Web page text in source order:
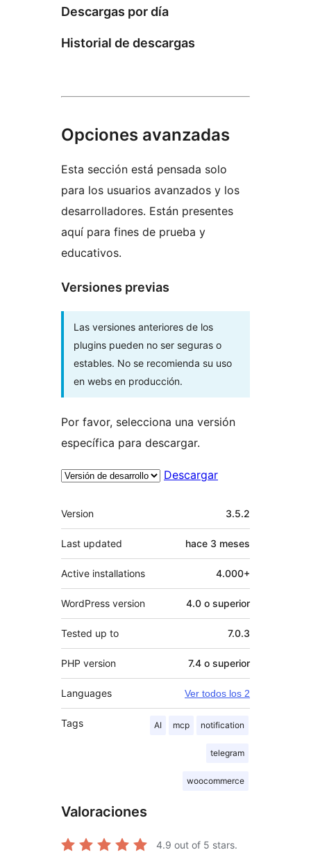
Descargas por día
Historial de descargas
Opciones avanzadas
Esta sección está pensada solo
para los usuarios avanzados y los
desarrolladores. Están presentes
aquí para fines de prueba y
educativos.
Versiones previas
Las versiones anteriores de los
plugins pueden no ser seguras o
estables. No se recomienda su uso
en webs en producción.
Por favor, selecciona una versión
específica para descargar.
Descargar
Meta
Version 3.5.2
Last updated hace 3 meses
Active installations 4.000+
WordPress version 4.0 o superior
Tested up to 7.0.3
PHP version 7.4 o superior
Languages Ver todos los 2
Tags AI mcp notification
telegram
woocommerce
Valoraciones
4.9 out of 5 stars.